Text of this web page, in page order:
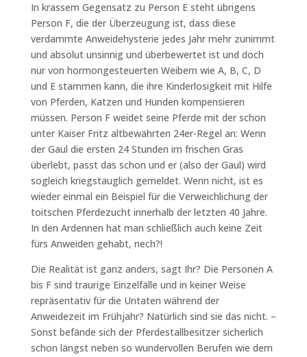
In krassem Gegensatz zu Person E steht übrigens
Person F, die der Überzeugung ist, dass diese
verdammte Anweidehysterie jedes Jahr mehr zunimmt
und absolut unsinnig und überbewertet ist und doch
nur von hormongesteuerten Weibern wie A, B, C, D
und E stammen kann, die ihre Kinderlosigkeit mit Hilfe
von Pferden, Katzen und Hunden kompensieren
müssen. Person F weidet seine Pferde mit der schon
unter Kaiser Fritz altbewährten 24er-Regel an: Wenn
der Gaul die ersten 24 Stunden im frischen Gras
überlebt, passt das schon und er (also der Gaul) wird
sogleich kriegstauglich gemeldet. Wenn nicht, ist es
wieder einmal ein Beispiel für die Verweichlichung der
toitschen Pferdezucht innerhalb der letzten 40 Jahre.
In den Ardennen hat man schließlich auch keine Zeit
fürs Anweiden gehabt, nech?!
Die Realität ist ganz anders, sagt Ihr? Die Personen A
bis F sind traurige Einzelfälle und in keiner Weise
repräsentativ für die Untaten während der
Anweidezeit im Frühjahr? Natürlich sind sie das nicht. –
Sonst befände sich der Pferdestallbesitzer sicherlich
schon längst neben so wundervollen Berufen wie dem